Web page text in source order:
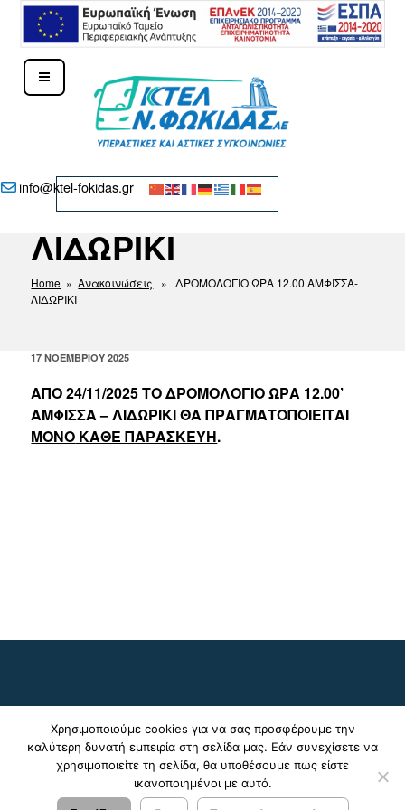
Μετάβαση
ΚΤΕΛ Ν. ΦΩΚΊΔΑΣ – ΔΕΛΦΟΊ
info@ktel-fokidas.gr
ΔΡΟΜΟΛΟΓΙΟ ΩΡΑ
12.00 ΑΜΦΙΣΣΑ-
ΛΙΔΩΡΙΚΙ
Home »Ανακοινώσεις » ΔΡΟΜΟΛΟΓΙΟ ΩΡΑ 12.00 ΑΜΦΙΣΣΑ-
ΛΙΔΩΡΙΚΙ
ΔΗΜΟΣΙΕΎΤΗΚΕ
17 ΝΟΕΜΒΡΊΟΥ 2025
ΑΠΟ 24/11/2025 ΤΟ ΔΡΟΜΟΛΟΓΙΟ ΩΡΑ 12.00’
ΑΜΦΙΣΣΑ – ΛΙΔΩΡΙΚΙ ΘΑ ΠΡΑΓΜΑΤΟΠΟΙΕΙΤΑΙ
ΜΟΝΟ ΚΑΘΕ ΠΑΡΑΣΚΕΥΗ.
© 2024 - 2026 ΚΤΕΛ Ν. Φωκίδας Α.Ε. |Πολιτική
Απορρήτου
Χρησιμοποιούμε cookies για να σας προσφέρουμε την
καλύτερη δυνατή εμπειρία στη σελίδα μας. Εάν συνεχίσετε να
χρησιμοποιείτε τη σελίδα, θα υποθέσουμε πως είστε
ικανοποιημένοι με αυτό.